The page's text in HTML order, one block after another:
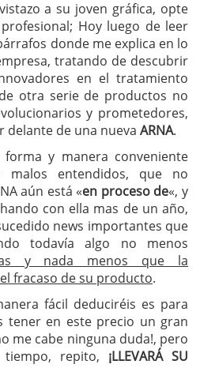
a su joven gráfica, opte
Hoy luego de leer
donde me explica en lo
tratando de descubrir
en el tratamiento
otra serie de productos no
y prometedores,
delante de una nueva ARNA.
y manera conveniente
entendidos, que no
aún está «en proceso de«, y
con ella mas de un año,
news importantes que
todavía algo no menos
y nada menos que la
fracaso de su producto.
fácil deduciréis es para
tener en este precio un gran
me cabe ninguna duda!, pero
repito, ¡LLEVARÁ SU